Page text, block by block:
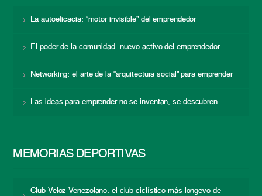
La autoeficacia: “motor invisible” del emprendedor
El poder de la comunidad: nuevo activo del emprendedor
Networking: el arte de la “arquitectura social” para emprender
Las ideas para emprender no se inventan, se descubren
MEMORIAS DEPORTIVAS
Club Veloz Venezolano: el club ciclístico más longevo de